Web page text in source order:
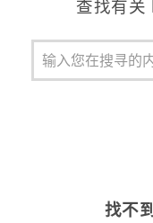
查找有关
找不